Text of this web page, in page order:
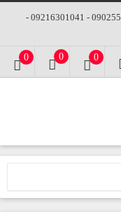
پشتیبانی مدیریت فروش : 24 ساعته - 09025554415 - 09216301041 -
0 0 0